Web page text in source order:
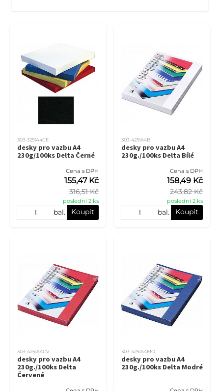
303-3251A4CE
desky pro vazbu A4
230g/100ks Delta Černé
Cena s DPH
316,51 Kč
155,47 Kč
poslední 2 ks
bal. Koupit
303-4251A4BI
desky pro vazbu A4
230g./100ks Delta Bílé
Cena s DPH
243,82 Kč
158,49 Kč
poslední 2 ks
bal. Koupit
303-4251A4CV
desky pro vazbu A4
230g./100ks Delta
Červené
303-4251A4MO
desky pro vazbu A4
230g./100ks Delta Modré